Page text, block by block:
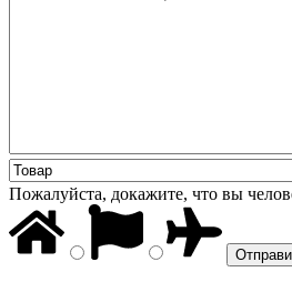
Пожалуйста, докажите, что вы